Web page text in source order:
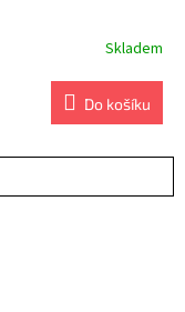
Skladem
Do košíku